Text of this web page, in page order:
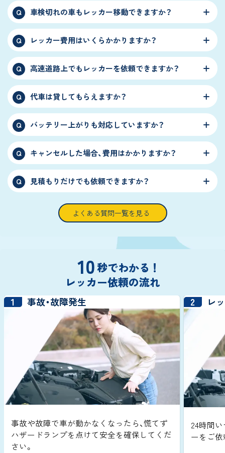
Q 車検切れの車もレッカー移動できますか？
Q レッカー費用はいくらかかりますか？
Q 高速道路上でもレッカーを依頼できますか？
Q 代車は貸してもらえますか？
Q バッテリー上がりも対応していますか？
Q キャンセルした場合、費用はかかりますか？
Q 見積もりだけでも依頼できますか？
よくある質問一覧を見る
10秒でわかる！
レッカー依頼の流れ
1 事故・故障発生
事故や故障で車が動かなくなったら、慌てず
ハザードランプを点けて安全を確保してくだ
さい。
2 レ
24時間い
ーをご依